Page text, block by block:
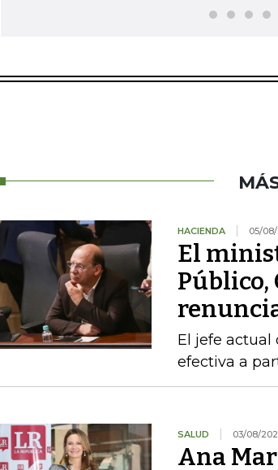
HACIENDA 05/
El
El jefe actual
efectiva a
SALUD 03/08/
Ana